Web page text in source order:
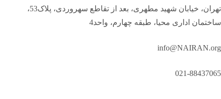
تهران، خیابان شهید مطهری، بعد از تقاطع سهروردی، پلاک53،
ساختمان اداری محیا، طبقه چهارم، واحد4
info@NAIRAN.org
021-88437065